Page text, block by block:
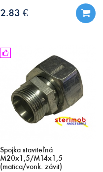
2.83 €
Spojka staviteľná
M20x1,5/M14x1,5
(matica/vonk. závit)